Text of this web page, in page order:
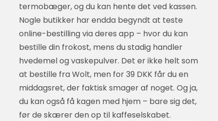
termobæger, og du kan hente det ved kassen.
Nogle butikker har endda begyndt at teste
online-bestilling via deres app – hvor du kan
bestille din frokost, mens du stadig handler
hvedemel og vaskepulver. Det er ikke helt som
at bestille fra Wolt, men for 39 DKK får du en
middagsret, der faktisk smager af noget. Og ja,
du kan også få kagen med hjem – bare sig det,
før de skærer den op til kaffeselskabet.